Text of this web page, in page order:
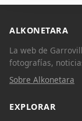
ALKONETARA
La web de
fotografías,
Sobre Alkonetara
EXPLORAR